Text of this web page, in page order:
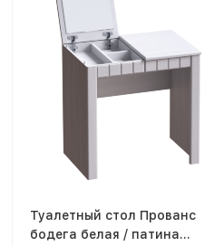
Туалетный стол Прованс
бодега белая / патина